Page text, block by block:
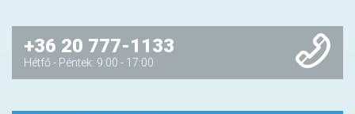
+36 20 777-1133
Hétfő - Péntek: 9:00 - 17:00